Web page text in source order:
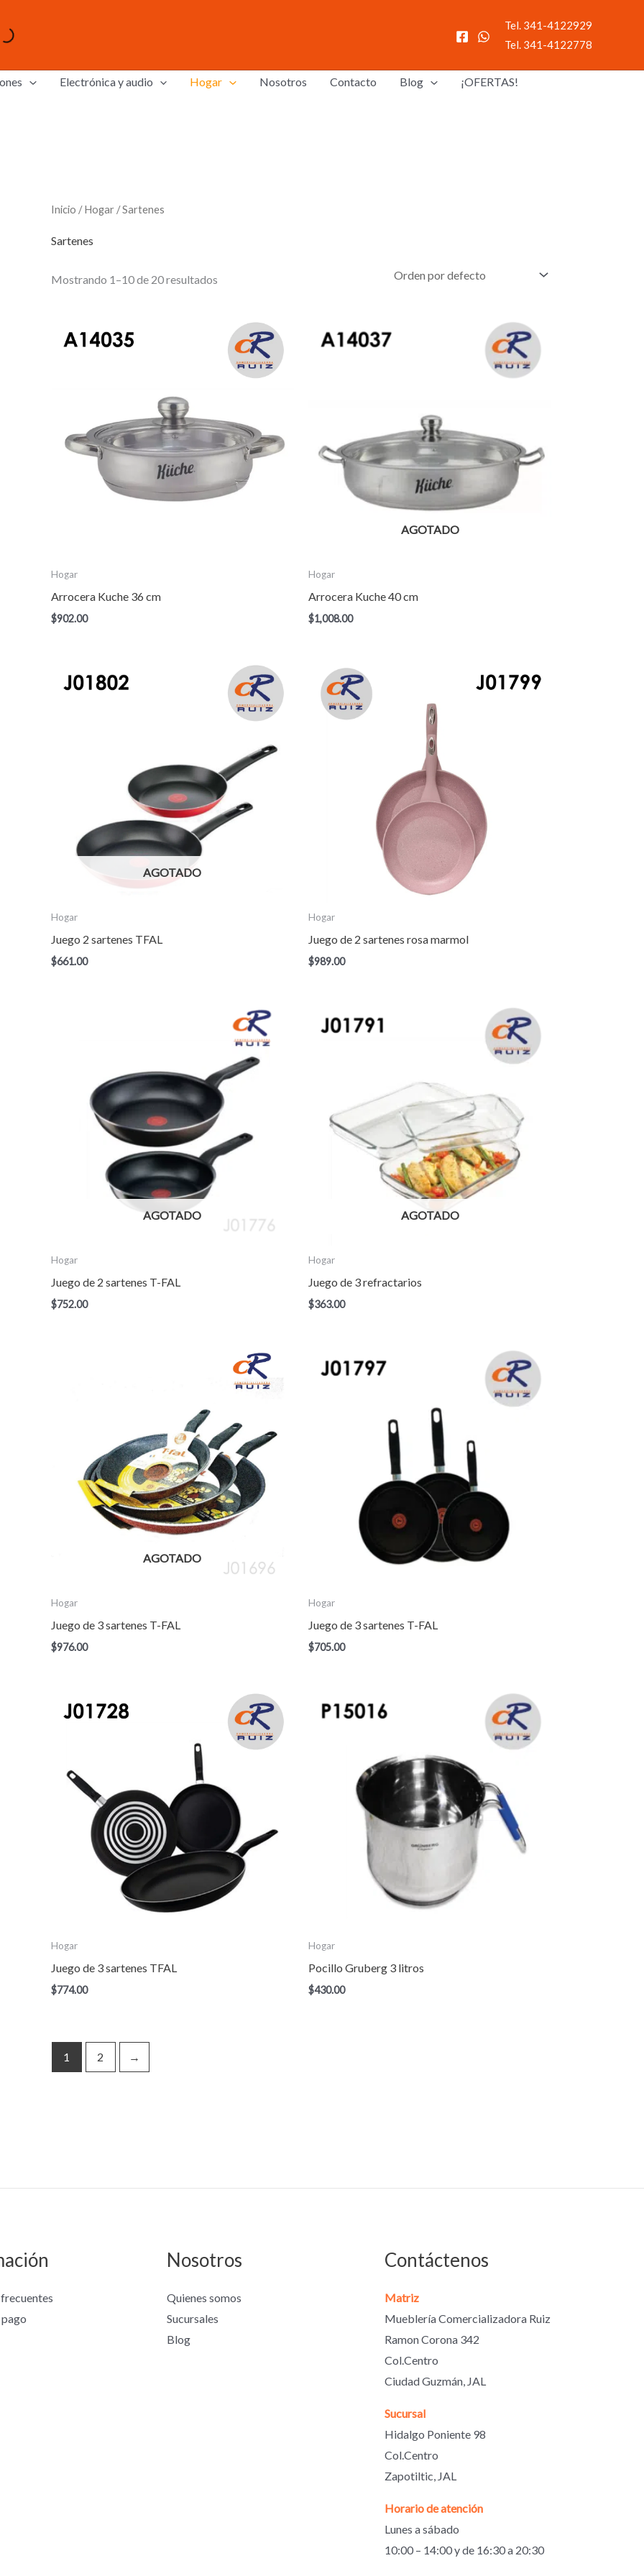
Tel. 341-4122929
Tel. 341-4122778
Electrónica y audio Hogar Nosotros Contacto Blog ¡OFERTAS!
Inicio /Hogar/ Sartenes
Sartenes
Mostrando 1–10 de 20 resultados
Hogar
Arrocera Kuche 36 cm
$902.00
AGOTADO
Hogar
Arrocera Kuche 40 cm
$1,008.00
AGOTADO
Hogar
Juego 2 sartenes TFAL
$661.00
Hogar
Juego de 2 sartenes rosa marmol
$989.00
AGOTADO
Hogar
Juego de 2 sartenes T-FAL
$752.00
AGOTADO
Hogar
Juego de 3 refractarios
$363.00
AGOTADO
Hogar
Juego de 3 sartenes T-FAL
$976.00
Hogar
Juego de 3 sartenes T-FAL
$705.00
Hogar
Juego de 3 sartenes TFAL
$774.00
Hogar
Pocillo Gruberg 3 litros
$430.00
1 2 →
Nosotros
Quienes somos
Sucursales
Blog
Contáctenos
Matriz
Mueblería Comercializadora Ruiz
Ramon Corona 342
Col.Centro
Ciudad Guzmán, JAL
Sucursal
Hidalgo Poniente 98
Col.Centro
Zapotiltic, JAL
Horario de atención
Lunes a sábado
10:00 – 14:00 y de 16:30 a 20:30